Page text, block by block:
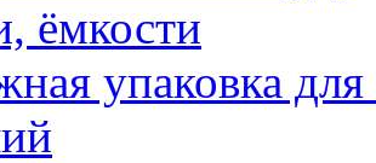
ёмкости
упаковка